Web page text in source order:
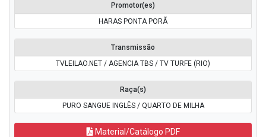
Promotor(es)
HARAS PONTA PORÃ
Transmissão
TVLEILAO.NET / AGENCIA TBS / TV TURFE (RIO)
Raça(s)
PURO SANGUE INGLÊS / QUARTO DE MILHA
Material/Catálogo PDF